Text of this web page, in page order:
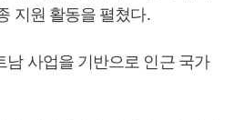
지원 활동을 펼쳤다.
남 사업을 기반으로 인근 국가